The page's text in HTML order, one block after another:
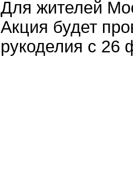
Для жителей
Акция будет
рукоделия с 26